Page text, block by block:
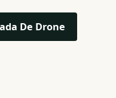
De Drone